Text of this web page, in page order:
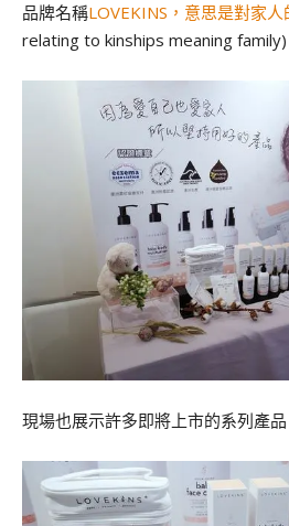
品牌名稱LOVEKINS，意思是對家人
relating to kinships meaning family)
現場也展示許多即將上市的系列產品